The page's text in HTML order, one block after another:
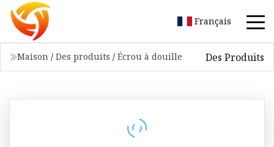
Français
Maison / Des produits / Écrou à douille Des Produits